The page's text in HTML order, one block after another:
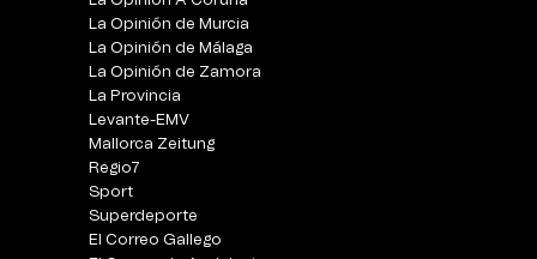
La Opinión de Murcia
La Opinión de Málaga
La Opinión de Zamora
La Provincia
Levante-EMV
Mallorca Zeitung
Regio7
Sport
Superdeporte
El Correo Gallego